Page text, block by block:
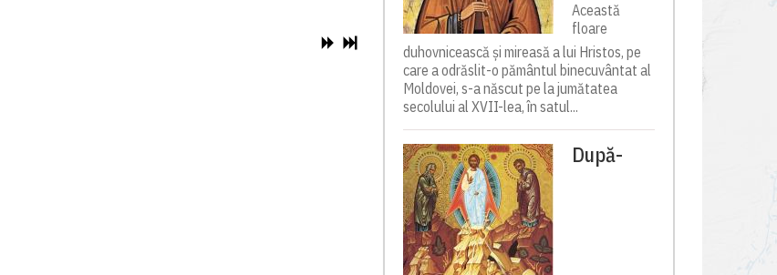
Această
floare
duhovnicească și mireasă a lui Hristos, pe
care a odrăslit-o pământul binecuvântat al
Moldovei, s-a născut pe la jumătatea
secolului al XVII-lea, în satul...
După-